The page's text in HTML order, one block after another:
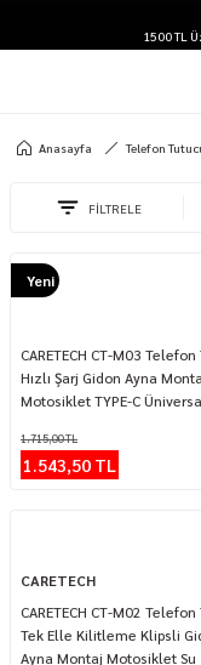
1500 TL
Anasayfa Telefon
FİLTRELE
Yeni
CARETECH CT-M03
Hızlı Şarj Gidon Ayna
Motosiklet TYPE-C
1.543,50 TL
1.715,00 TL
CARETECH
CARETECH CT-M02
Tek Elle Kilitleme Klipsli
Ayna Montaj Motosiklet Su